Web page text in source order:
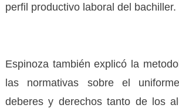
perfil productivo laboral del bachiller.
Espinoza también explicó la
las normativas sobre el
deberes y derechos tanto de los